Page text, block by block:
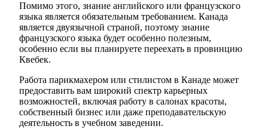
Помимо этого, знание английского или французского
языка является обязательным требованием. Канада
является двуязычной страной, поэтому знание
французского языка будет особенно полезным,
особенно если вы планируете переехать в провинцию
Квебек.
Работа парикмахером или стилистом в Канаде может
предоставить вам широкий спектр карьерных
возможностей, включая работу в салонах красоты,
собственный бизнес или даже преподавательскую
деятельность в учебном заведении.